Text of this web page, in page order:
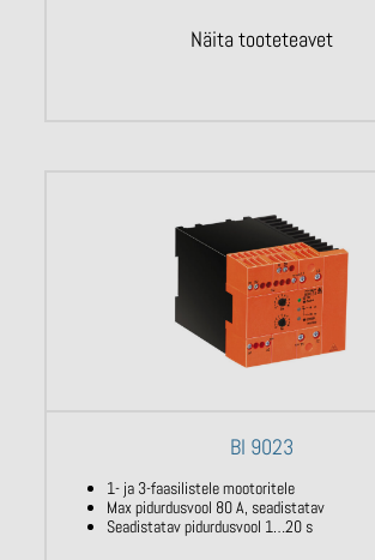
Näita tooteteavet
BI 9023
1- ja 3-faasilistele mootoritele
Max pidurdusvool 80 A, seadistatav
Seadistatav pidurdusvool 1…20 s